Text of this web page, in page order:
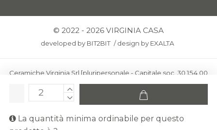
La quantità minima ordinabile per questo
© 2022 - 2026 VIRGINIA CASA
developed by BIT2BIT /design by EXALTA
Ceramiche Virginia Srl [pluripersonale - Capitale soc. 30.154,00
euro i.v.] - Via Virginio 378 – 50025 Montespertoli, loc. Anselmo
ceramichevirginia@pec.it